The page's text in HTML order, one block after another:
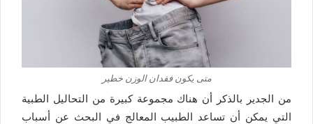
متى يكون فقدان الوزن خطير
من الجدير بالذكر أن هناك مجموعة كبيرة من التحاليل الطبية
التي يمكن أن تساعد الطبيب المعالج في البحث عن أسباب